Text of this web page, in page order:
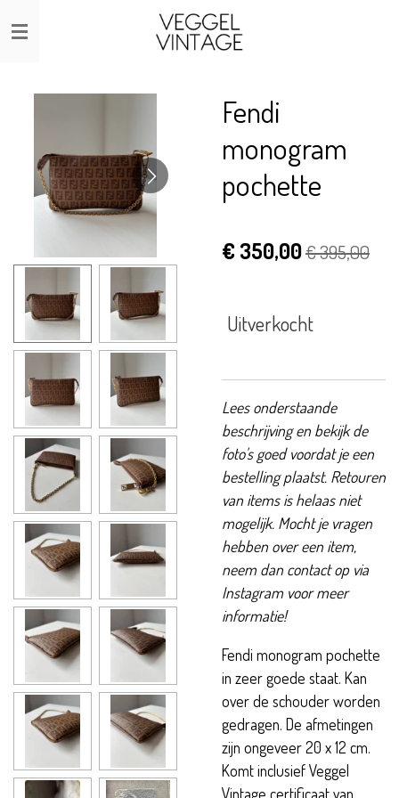
Ga
direct
Fendi
monogram
pochette
€ 350,00€ 395,00
Uitverkocht
Lees onderstaande
beschrijving en bekijk de
foto's goed voordat je een
bestelling plaatst. Retouren
van items is helaas niet
mogelijk. Mocht je vragen
hebben over een item,
neem dan contact op via
Instagram voor meer
informatie!
Fendi monogram pochette
in zeer goede staat. Kan
over de schouder worden
gedragen. De afmetingen
zijn ongeveer 20 x 12 cm.
Komt inclusief Veggel
Vintage certificaat van